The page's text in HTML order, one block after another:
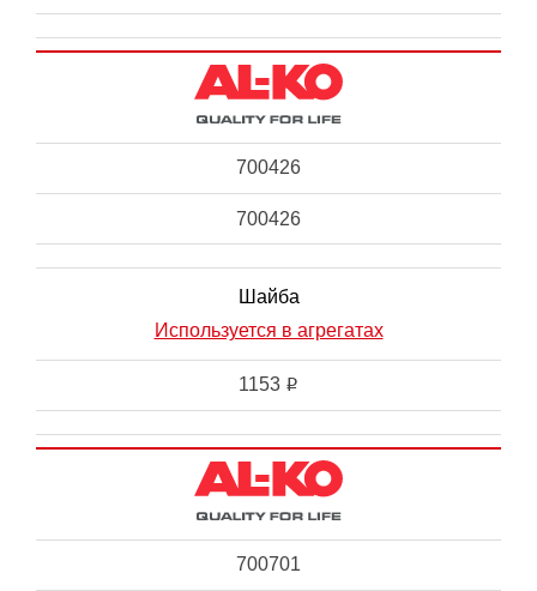
700426
700426
Шайба
Используется в агрегатах
1153 i
700701